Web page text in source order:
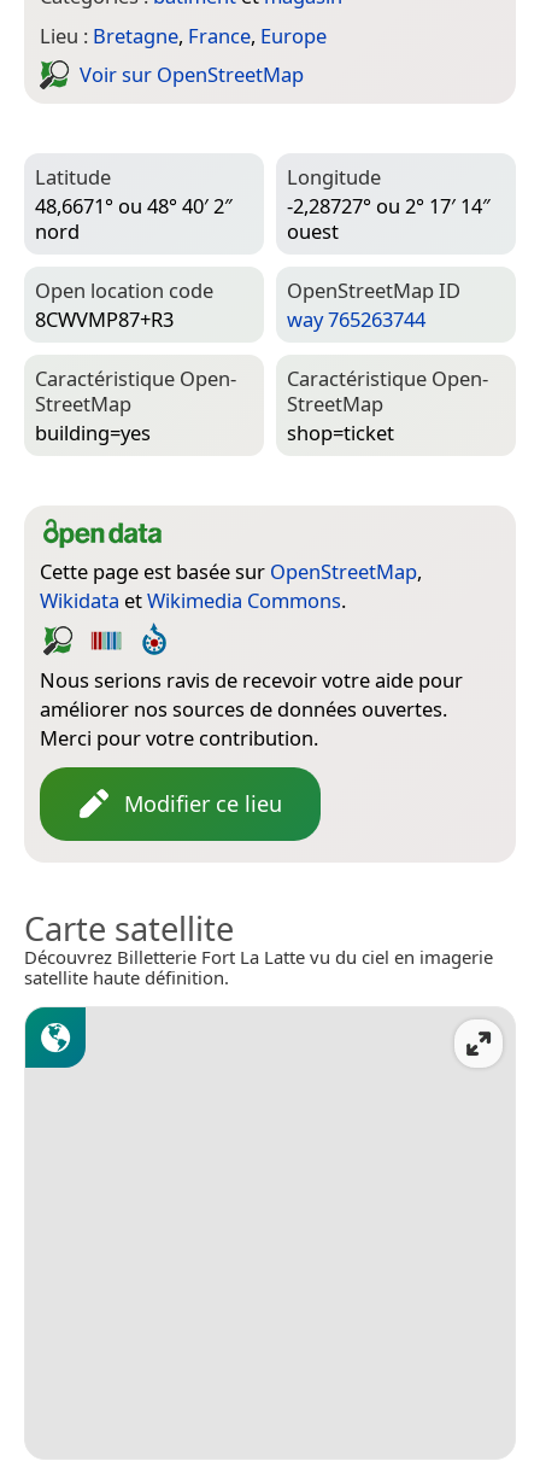
Lieu : Bretagne, France, Europe
Voir sur Open­Street­Map
Latitude
48,6671° ou 48° 40′ 2″
nord
Longitude
-2,28727° ou 2° 17′ 14″
ouest
Open location code
8CWVMP87+R3
Open­Street­Map ID
way 765263744
Caractéristique Open­
Street­Map
building=­yes
Caractéristique Open­
Street­Map
shop=­ticket
Cette page est basée sur OpenStreetMap,
Wikidata etWikimedia Commons.
Nous serions ravis de recevoir votre aide pour
améliorer nos sources de données ouvertes.
Merci pour votre contribution.
Modifier ce lieu
Carte satellite
Découvrez Billetterie Fort La Latte vu du ciel en imagerie
satellite haute définition.